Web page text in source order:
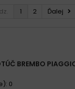
1 2 Ďalej
BREMBO
0